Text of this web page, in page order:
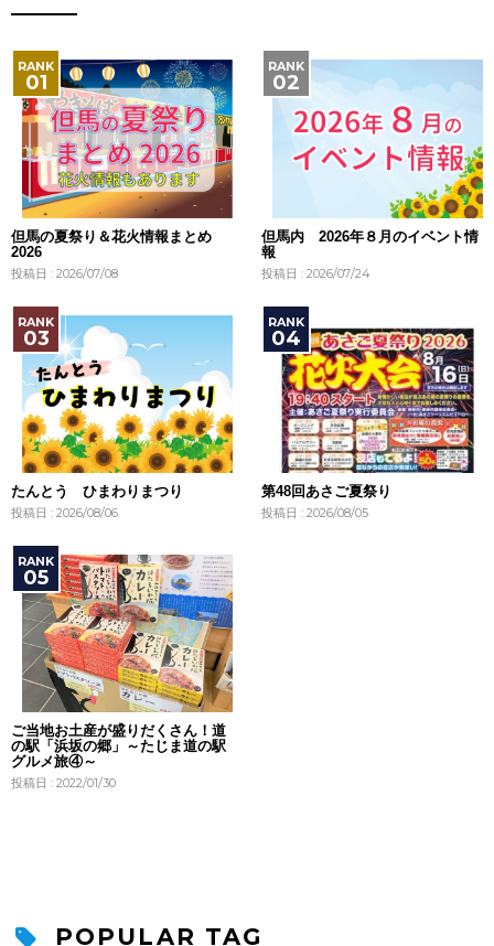
但馬の夏祭り＆花火情報まとめ
2026
投稿日 : 2026/07/08
但馬内 2026年８月のイベント情
報
投稿日 : 2026/07/24
たんとう ひまわりまつり
投稿日 : 2026/08/06
第48回あさご夏祭り
投稿日 : 2026/08/05
ご当地お土産が盛りだくさん！道
の駅「浜坂の郷」～たじま道の駅
グルメ旅④～
投稿日 : 2022/01/30
POPULAR TAG